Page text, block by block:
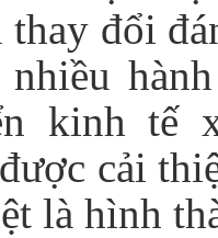
thay đổi
nhiều
kinh tế
cải
là hình